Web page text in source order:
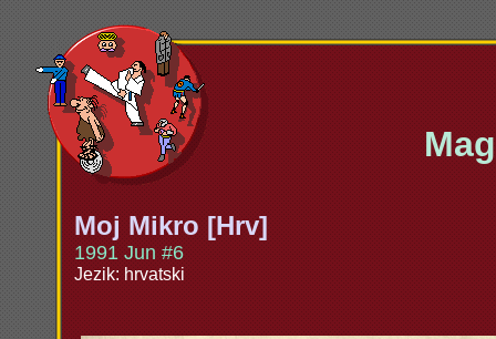
Moj Mikro [Hrv]
1991 Jun #6
Jezik: hrvatski